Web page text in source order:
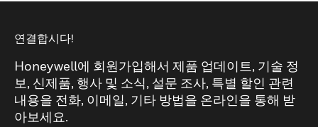
연결합시다!
Honeywell에 회원가입해서 제품 업데이트, 기술 정
보, 신제품, 행사 및 소식, 설문 조사, 특별 할인 관련
내용을 전화, 이메일, 기타 방법을 온라인을 통해 받
아보세요.